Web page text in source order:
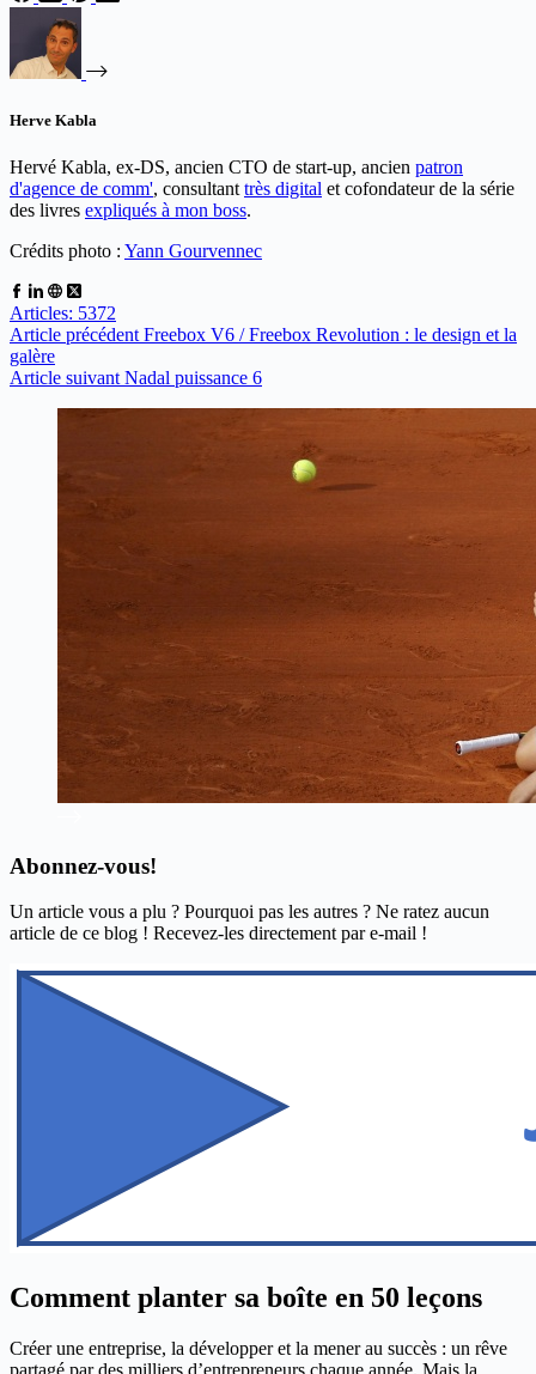
Herve Kabla
Hervé Kabla, ex-DS, ancien CTO de start-up, ancien patron
d'agence de comm', consultant très digital et cofondateur de la série
des livres expliqués à mon boss.
Crédits photo : Yann Gourvennec
Articles: 5372
Article précédent Freebox V6 / Freebox Revolution : le design et la
galère
Article suivant Nadal puissance 6
Abonnez-vous!
Un article vous a plu ? Pourquoi pas les autres ? Ne ratez aucun
article de ce blog ! Recevez-les directement par e-mail !
Comment planter sa boîte en 50 leçons
Créer une entreprise, la développer et la mener au succès : un rêve
partagé par des milliers d’entrepreneurs chaque année. Mais la